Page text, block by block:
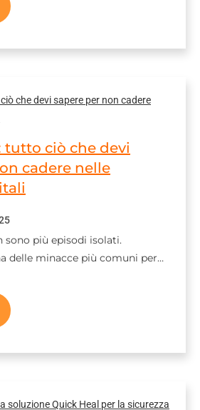
tutto ciò che devi
cadere nelle
sono più episodi isolati.
delle minacce più comuni per…